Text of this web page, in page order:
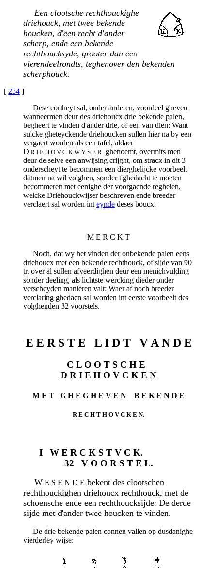
Een clootsche rechthouckighe
driehouck, met twee bekende
houcken, d'een recht d'ander
scherp, ende een bekende
rechthoucksyde, grooter dan een
vierendeelrondts, teghenover den bekenden
scherphouck.
[ 234 ]
Dese cortheyt sal, onder anderen, voordeel gheven
wanneermen deur des driehoucx drie bekende palen,
begheert te vinden d'ander drie, of een van dien: Want
sulcke gheteyckende driehoucken sullen hier na by een
vergaert worden als een tafel, aldaer
D R I E H O V C K W Y S E R
ghenoemt, overmits men
deur de selve een anwijsing crijght, om stracx in dit 3
onderscheyt te becommen een dierghelijcke voorbeelt
datmen na wil volghen, sonder t'ghedacht te moeten
becommeren met eenighe der voorgaende reghelen,
welcke Driehouckwijser beschreven ende breeder
verclaert sal worden int eynde deses boucx.
M E R C K T
Noch, dat wy het vinden der onbekende palen eens
driehoucx met een bekende rechthouck, of sijde van 90
tr. over al sullen afveerdighen deur een menichvulding
sonder deeling, als lichtste wercking dieder onder
verscheyden manieren valt: Waer af noch breeder
verclaring ghedaen sal worden int eerste voorbeelt des
volghenden 32 voorstels.
E E R S T E L I D T V A N D E
C L O O T S C H E
D R I E H O V C K E N
M E T G H E G H E V E N B E K E N D E
R E C H T H O V C K E N.
I W E R C K S T V C K.
32 V O O R S T E L.
W E S E N D E bekent des clootschen
rechthouckighen driehoucx rechthouck, met de
schoensche ende een rechthoucksijde: De derde
sijde met d'ander twee houcken te vinden.
De drie bekende palen connen vallen op dusdanighe
vierderley wijse: